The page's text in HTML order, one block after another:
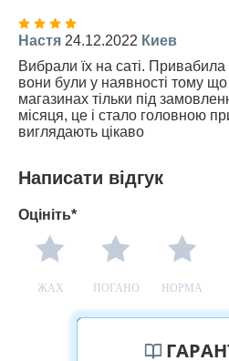
Настя 24.12.2022 Киев
Вибрали їх на саті.
вони були у наявності тому що
магазинах тільки під
місяця, це і стало головною
виглядають цікаво
Написати відгук
Оцініть*
ЖАХ ПОГАНО НОРМА